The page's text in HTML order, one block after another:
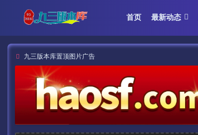
首页 最新动态
九三版本库置顶图片广告